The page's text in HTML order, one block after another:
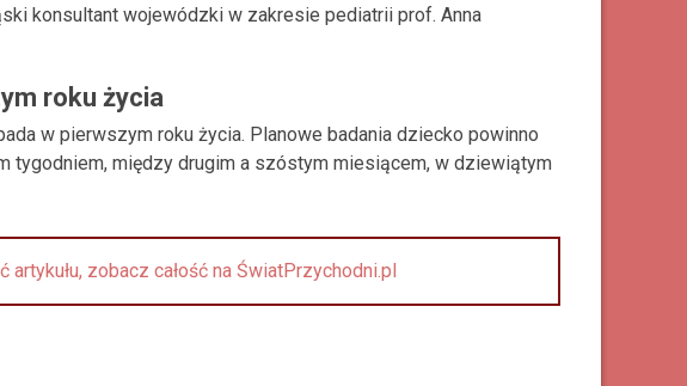
konsultant wojewódzki w zakresie pediatrii prof. Anna
roku życia
w pierwszym roku życia. Planowe badania dziecko powinno
tygodniem, między drugim a szóstym miesiącem, w dziewiątym
zobacz całość na ŚwiatPrzychodni.pl